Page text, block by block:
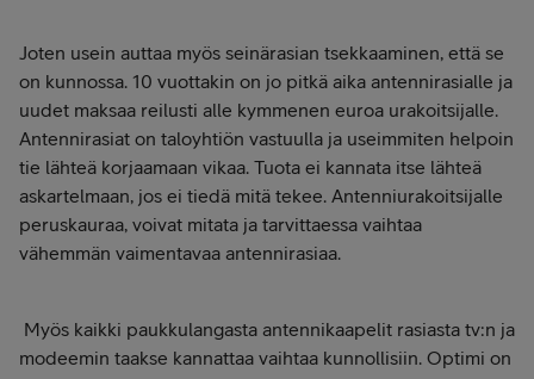
Joten usein auttaa myös seinärasian tsekkaaminen, että se
on kunnossa. 10 vuottakin on jo pitkä aika antennirasialle ja
uudet maksaa reilusti alle kymmenen euroa urakoitsijalle.
Antennirasiat on taloyhtiön vastuulla ja useimmiten helpoin
tie lähteä korjaamaan vikaa. Tuota ei kannata itse lähteä
askartelmaan, jos ei tiedä mitä tekee. Antenniurakoitsijalle
peruskauraa, voivat mitata ja tarvittaessa vaihtaa
vähemmän vaimentavaa antennirasiaa.
Myös kaikki paukkulangasta antennikaapelit rasiasta tv:n ja
modeemin taakse kannattaa vaihtaa kunnollisiin. Optimi on